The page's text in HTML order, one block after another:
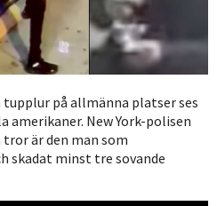
på allmänna platser ses
amerikaner. New York-polisen
tror är den man som
skadat minst tre sovande